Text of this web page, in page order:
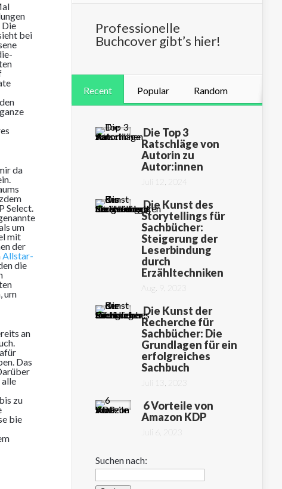
Die
bei
da
Select.
um
mit
der
Allstar-
die
um
an
Das
zu
bie
Professionelle
Buchcover gibt’s hier!
Recent Popular Random
Die Top 3
Ratschläge von
Autorin zu
Autor:innen
Juli 12, 2024
Die Kunst des
Storytellings für
Sachbücher:
Steigerung der
Leserbindung
durch
Erzähltechniken
Aug. 9, 2023
Die Kunst der
Recherche für
Sachbücher: Die
Grundlagen für ein
erfolgreiches
Sachbuch
Juli 13, 2023
6 Vorteile von
Amazon KDP
Juli 6, 2023
Suchen nach: